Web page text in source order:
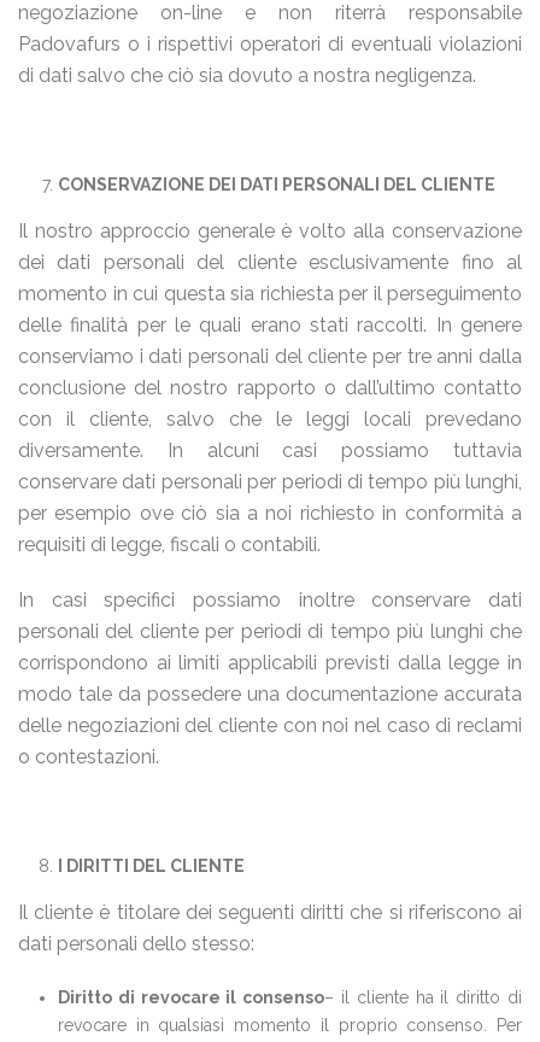
negoziazione on-line e non riterrà responsabile
Padovafurs o i rispettivi operatori di eventuali violazioni
di dati salvo che ciò sia dovuto a nostra negligenza.
CONSERVAZIONE DEI DATI PERSONALI DEL CLIENTE
Il nostro approccio generale è volto alla conservazione
dei dati personali del cliente esclusivamente fino al
momento in cui questa sia richiesta per il perseguimento
delle finalità per le quali erano stati raccolti. In genere
conserviamo i dati personali del cliente per tre anni dalla
conclusione del nostro rapporto o dall’ultimo contatto
con il cliente, salvo che le leggi locali prevedano
diversamente. In alcuni casi possiamo tuttavia
conservare dati personali per periodi di tempo più lunghi,
per esempio ove ciò sia a noi richiesto in conformità a
requisiti di legge, fiscali o contabili.
In casi specifici possiamo inoltre conservare dati
personali del cliente per periodi di tempo più lunghi che
corrispondono ai limiti applicabili previsti dalla legge in
modo tale da possedere una documentazione accurata
delle negoziazioni del cliente con noi nel caso di reclami
o contestazioni.
I DIRITTI DEL CLIENTE
Il cliente è titolare dei seguenti diritti che si riferiscono ai
dati personali dello stesso:
Diritto di revocare il consenso– il cliente ha il diritto di
revocare in qualsiasi momento il proprio consenso. Per